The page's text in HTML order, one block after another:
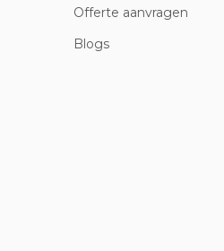
Offerte aanvragen
Blogs